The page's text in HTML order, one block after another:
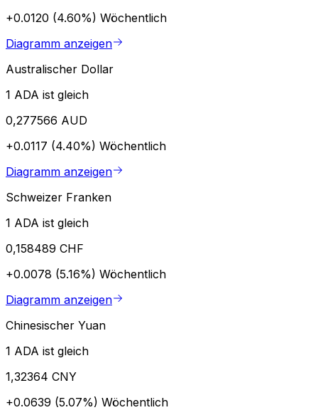
+0.0120 (4.60%) Wöchentlich
Diagramm anzeigen
Australischer Dollar
1 ADA ist gleich
0,277566 AUD
+0.0117 (4.40%) Wöchentlich
Diagramm anzeigen
Schweizer Franken
1 ADA ist gleich
0,158489 CHF
+0.0078 (5.16%) Wöchentlich
Diagramm anzeigen
Chinesischer Yuan
1 ADA ist gleich
1,32364 CNY
+0.0639 (5.07%) Wöchentlich